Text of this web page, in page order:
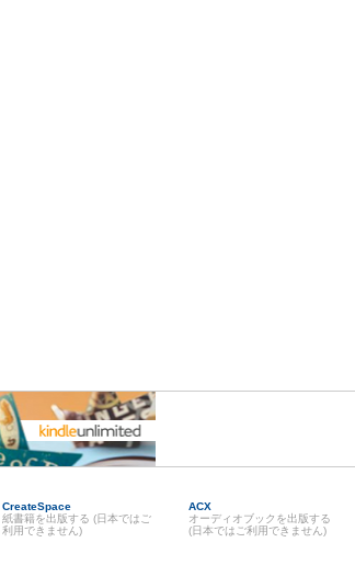
CreateSpace
紙書籍を出版する (日本ではご
利用できません)
ACX
オーディオブックを出版する
(日本ではご利用できません)